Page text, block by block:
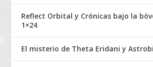
Reflect Orbital y Crónicas bajo la
1×24
El misterio de Theta Eridani y